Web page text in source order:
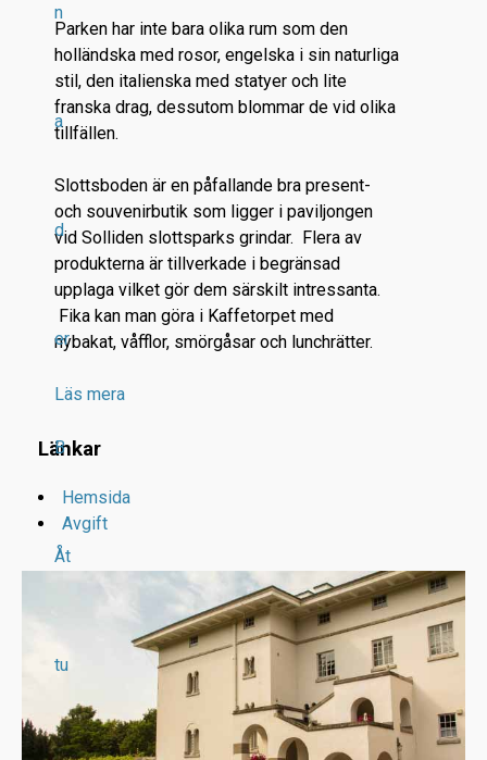
n
a
d
er
B
Åt
tu
Parken har inte bara olika rum som den
holländska med rosor, engelska i sin naturliga
stil, den italienska med statyer och lite
franska drag, dessutom blommar de vid olika
tillfällen.
Slottsboden är en påfallande bra present-
och souvenirbutik som ligger i paviljongen
vid Solliden slottsparks grindar. Flera av
produkterna är tillverkade i begränsad
upplaga vilket gör dem särskilt intressanta.
Fika kan man göra i Kaffetorpet med
nybakat, våfflor, smörgåsar och lunchrätter.
Läs mera
Länkar
Hemsida
Avgift